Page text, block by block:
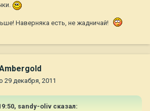
Наверняка есть, не жадничай!
29 декабря, 2011
sandy-oliv сказал: